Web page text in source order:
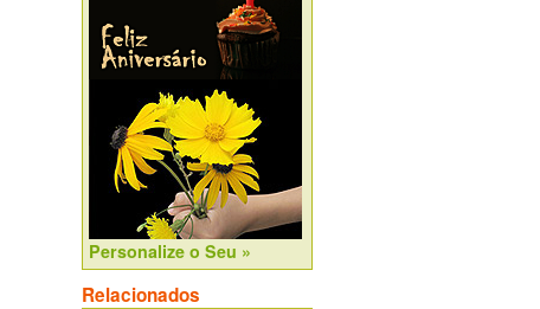
Personalize o Seu »
Relacionados